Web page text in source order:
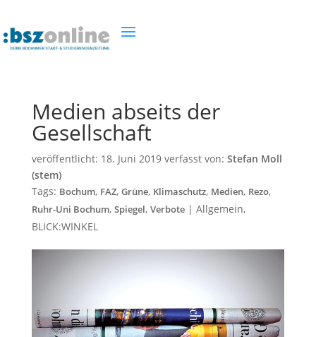
Medien abseits der
Gesellschaft
veröffentlicht: 18. Juni 2019verfasst von: Stefan Moll
(stem)
Tags: Bochum, FAZ, Grüne, Klimaschutz, Medien, Rezo,
Ruhr-Uni Bochum, Spiegel, Verbote| Allgemein,
BLICK:WINKEL